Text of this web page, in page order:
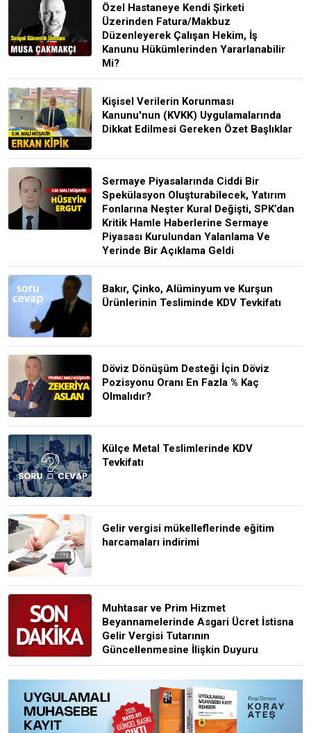
Özel Hastaneye Kendi Şirketi
Üzerinden Fatura/Makbuz
Düzenleyerek Çalışan Hekim, İş
Kanunu Hükümlerinden Yararlanabilir
Mi?
Kişisel Verilerin Korunması
Kanunu'nun (KVKK) Uygulamalarında
Dikkat Edilmesi Gereken Özet Başlıklar
Sermaye Piyasalarında Ciddi Bir
Spekülasyon Oluşturabilecek, Yatırım
Fonlarına Neşter Kural Değişti, SPK’dan
Kritik Hamle Haberlerine Sermaye
Piyasası Kurulundan Yalanlama Ve
Yerinde Bir Açıklama Geldi
Bakır, Çinko, Alüminyum ve Kurşun
Ürünlerinin Tesliminde KDV Tevkifatı
Döviz Dönüşüm Desteği İçin Döviz
Pozisyonu Oranı En Fazla % Kaç
Olmalıdır?
Külçe Metal Teslimlerinde KDV
Tevkifatı
Gelir vergisi mükelleflerinde eğitim
harcamaları indirimi
Muhtasar ve Prim Hizmet
Beyannamelerinde Asgari Ücret İstisna
Gelir Vergisi Tutarının
Güncellenmesine İlişkin Duyuru